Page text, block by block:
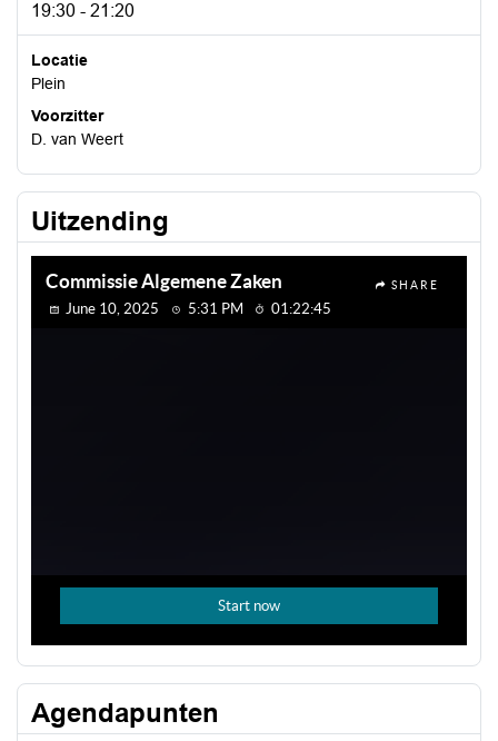
19:30 - 21:20
Locatie
Plein
Voorzitter
D. van Weert
Uitzending
Agendapunten